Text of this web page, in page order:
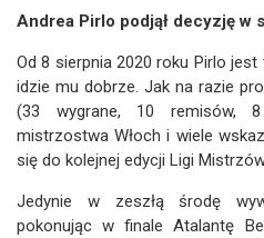
Andrea Pirlo podjął decyzję w
Od 8 sierpnia 2020 roku Pirlo
idzie mu dobrze. Jak na razie
(33 wygrane, 10 remisów, 8
mistrzostwa Włoch i wiele
się do kolejnej edycji Ligi
Jedynie w zeszłą środę
pokonując w finale Atalantę